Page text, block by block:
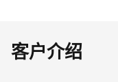
客户介绍